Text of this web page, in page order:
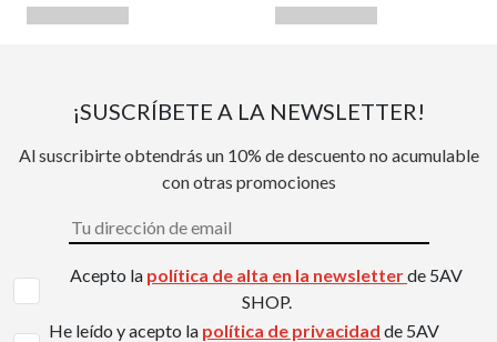
¡SUSCRÍBETE A LA NEWSLETTER!
Al suscribirte obtendrás un 10% de descuento no acumulable
con otras promociones
Acepto la política de alta en la newsletterde 5AV
SHOP.
He leído y acepto la política de privacidad de 5AV